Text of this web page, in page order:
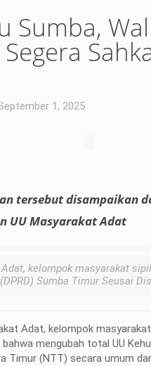
Sumba,
1, 2025
tersebut disampaikan
UU Masyarakat Adat
kelompok masyarakat
Sumba Timur Seusai
Adat, kelompok
mengubah total UU
(NTT) secara umum